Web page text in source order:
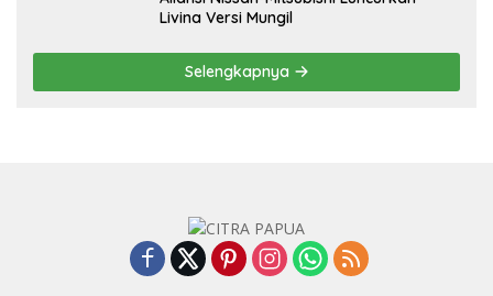
Livina Versi Mungil
Selengkapnya